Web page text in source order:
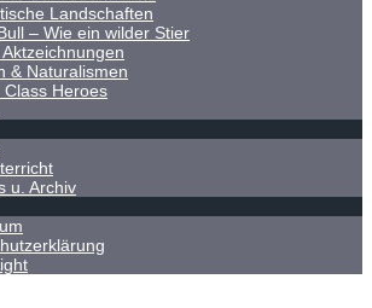
Landschaften
– Wie ein wilder Stier
& Naturalismen
Class Heroes
u. Archiv